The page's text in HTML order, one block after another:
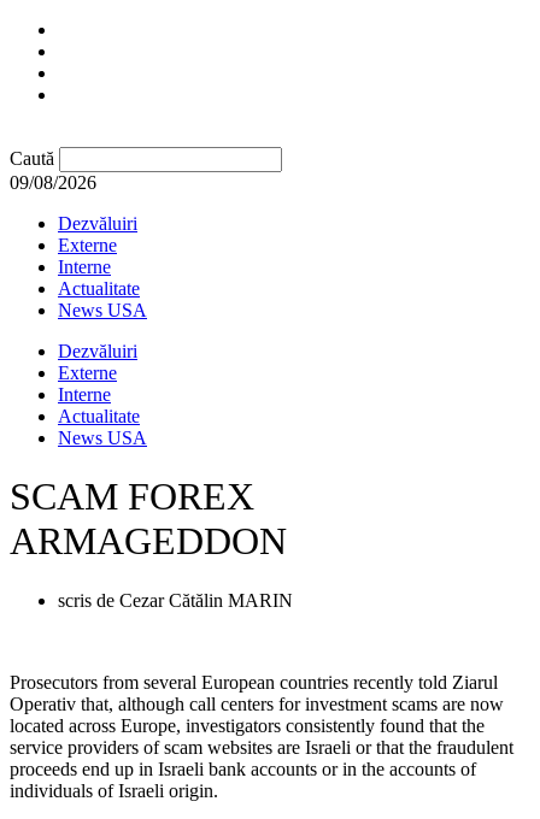
Caută
09/08/2026
Dezvăluiri
Externe
Interne
Actualitate
News USA
Dezvăluiri
Externe
Interne
Actualitate
News USA
SCAM FOREX
ARMAGEDDON
scris de Cezar Cătălin MARIN
Prosecutors from several European countries recently told Ziarul
Operativ that, although call centers for investment scams are now
located across Europe, investigators consistently found that the
service providers of scam websites are Israeli or that the fraudulent
proceeds end up in Israeli bank accounts or in the accounts of
individuals of Israeli origin.